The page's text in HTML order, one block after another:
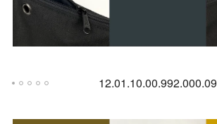
12.01.10.00.992.000.09